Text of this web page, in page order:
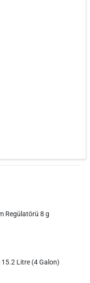
Regülatörü 8 g
15.2 Litre (4 Galon)